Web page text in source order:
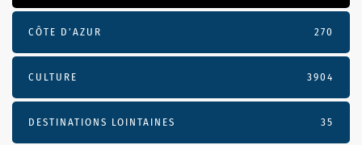
CÔTE D’AZUR 270
CULTURE 3904
DESTINATIONS LOINTAINES 35